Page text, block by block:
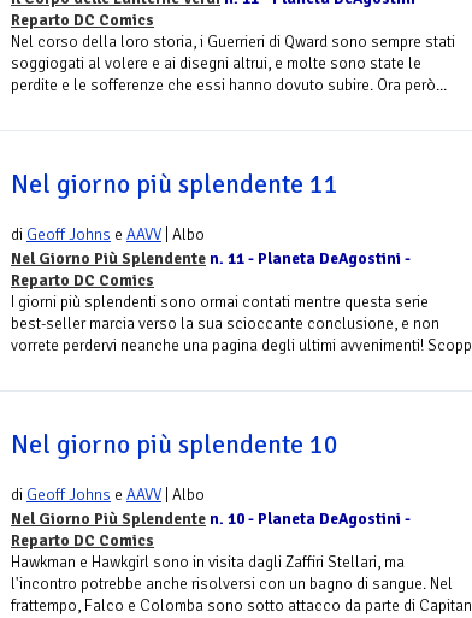
Reparto DC Comics
Nel corso della loro storia, i Guerrieri di Qward sono sempre stati
soggiogati al volere e ai disegni altrui, e molte sono state le
perdite e le sofferenze che essi hanno dovuto subire. Ora però...
Nel giorno più splendente 11
di Geoff Johns e AAVV | Albo
Nel Giorno Più Splendente n. 11 - Planeta DeAgostini -
Reparto DC Comics
I giorni più splendenti sono ormai contati mentre questa serie
best-seller marcia verso la sua scioccante conclusione, e non
vorrete perdervi neanche una pagina degli ultimi avvenimenti!
Nel giorno più splendente 10
di Geoff Johns e AAVV | Albo
Nel Giorno Più Splendente n. 10 - Planeta DeAgostini -
Reparto DC Comics
Hawkman e Hawkgirl sono in visita dagli Zaffiri Stellari, ma
l'incontro potrebbe anche risolversi con un bagno di sangue. Nel
frattempo, Falco e Colomba sono sotto attacco da parte di